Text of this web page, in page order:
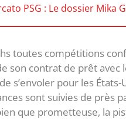
PSG : Le dossier
toutes compétitions
son contrat de prêt avec
s’envoler pour les
sont suivies de près
que prometteuse, la